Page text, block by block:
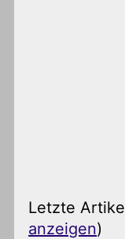
Letzte
anzeigen)